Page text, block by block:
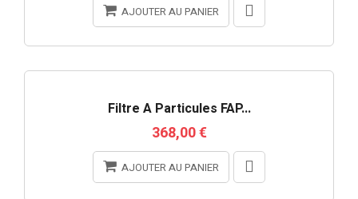
AJOUTER AU PANIER
Filtre À Particules FAP...
368,00 €
AJOUTER AU PANIER